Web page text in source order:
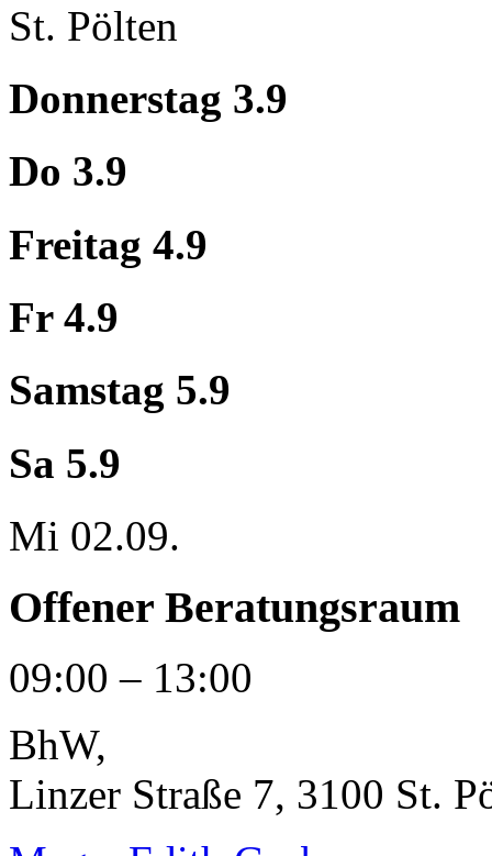
St. Pölten
Donnerstag 3.9
Do 3.9
Freitag 4.9
Fr 4.9
Samstag 5.9
Sa 5.9
Mi 02.09.
Offener Beratungsraum
09:00 – 13:00
BhW,
Linzer Straße 7, 3100 St.